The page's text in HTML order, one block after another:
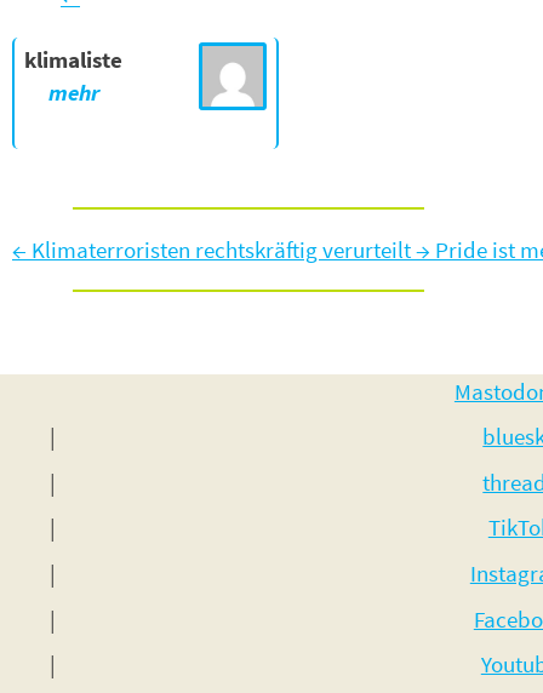
klimaliste
← Klimaterroristen rechtskräftig verurteilt→ Pride ist